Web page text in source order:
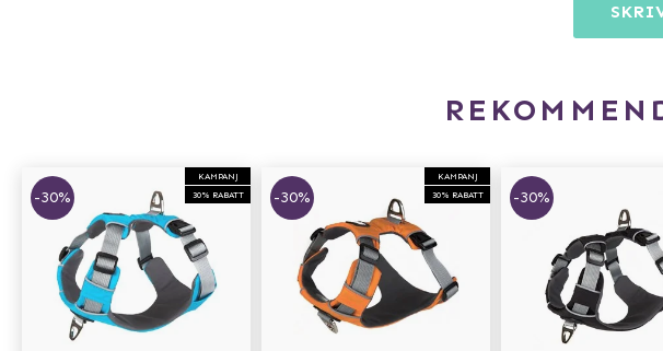
KAMPANJ
30% RABATT
-30%
KAMPANJ
30% RABATT
-30% -30%